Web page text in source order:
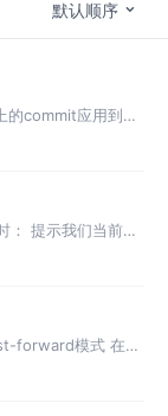
默认顺序
commit应用到另
cherry-pick可以选
： 提示我们当前分
push --set-
forward模式 在这
--no-ff参数会禁用